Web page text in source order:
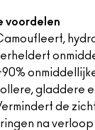
voordelen
gladdere
de
na